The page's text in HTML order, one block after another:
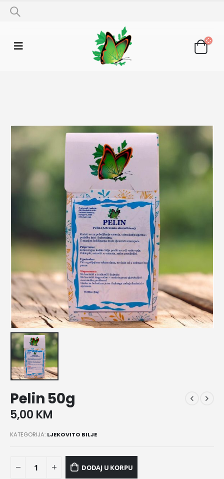
Pelin 50g
5,00 KM
KATEGORIJA: LJEKOVITO BILJE
DODAJ U KORPU